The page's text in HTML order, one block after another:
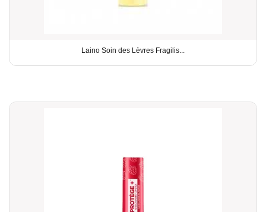
Laino Soin des Lèvres Fragilis...